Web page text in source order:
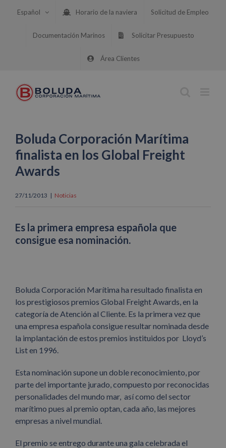
Español Horario de la naviera Solicitud de Empleo
Documentación Marinos Solicitar Presupuesto
Área Clientes
Boluda Corporación Marítima
finalista en los Global Freight
Awards
27/11/2013 | Noticias
Es la primera empresa española que
consigue esa nominación.
Boluda Corporación Marítima ha resultado finalista en
los prestigiosos premios Global Freight Awards, en la
categoría de Atención al Cliente. Es la primera vez que
una empresa española consigue resultar nominada desde
la implantación de estos premios instituidos por Lloyd’s
List en 1996.
Esta nominación supone un doble reconocimiento, por
parte del importante jurado, compuesto por reconocidas
personalidades del mundo mar, así como del sector
marítimo pues al premio optan, cada año, las mejores
empresas a nivel mundial.
El premio se entrego durante una gala celebrada el